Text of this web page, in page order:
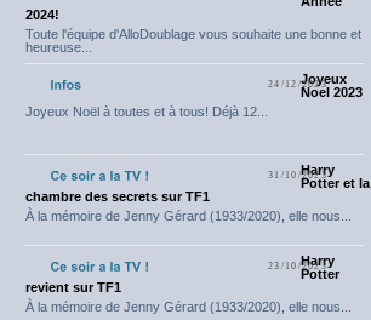
2024!
Toute l'équipe d'AlloDoublage vous souhaite une bonne et
heureuse...
24/12/2023
Joyeux
Noel 2023
Joyeux Noël à toutes et à tous! Déjà 12...
31/10/2023
Harry
Potter et la
chambre des secrets sur TF1
À la mémoire de Jenny Gérard (1933/2020), elle nous...
23/10/2023
Harry
Potter
revient sur TF1
À la mémoire de Jenny Gérard (1933/2020), elle nous...